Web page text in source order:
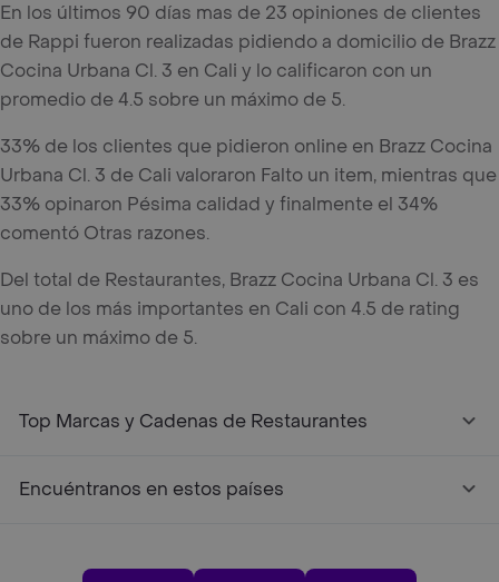
En los últimos 90 días mas de 23 opiniones de clientes
de Rappi fueron realizadas pidiendo a domicilio de Brazz
Cocina Urbana Cl. 3 en Cali y lo calificaron con un
promedio de 4.5 sobre un máximo de 5.
33% de los clientes que pidieron online en Brazz Cocina
Urbana Cl. 3 de Cali valoraron Falto un item, mientras que
33% opinaron Pésima calidad y finalmente el 34%
comentó Otras razones.
Del total de Restaurantes, Brazz Cocina Urbana Cl. 3 es
uno de los más importantes en Cali con 4.5 de rating
sobre un máximo de 5.
Top Marcas y Cadenas de Restaurantes
Encuéntranos en estos países